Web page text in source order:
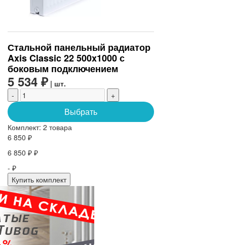
Стальной панельный радиатор
Axis Classic 22 500x1000 с
боковым подключением
5 534 ₽ | шт.
-
+
Выбрать
Комплект: 2 товара
6 850 ₽
6 850 ₽ ₽
- ₽
Купить комплект